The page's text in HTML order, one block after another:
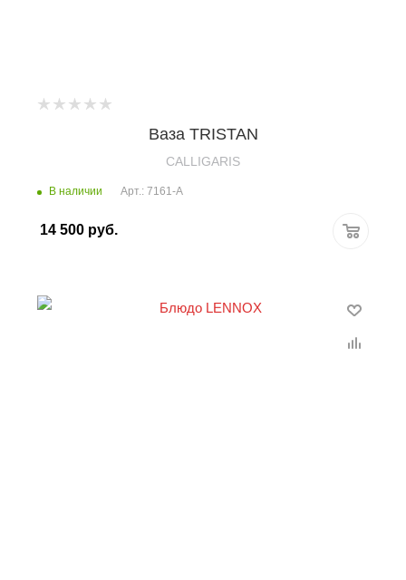
Ваза TRISTAN
CALLIGARIS
В наличии Арт.: 7161-A
14 500 руб.